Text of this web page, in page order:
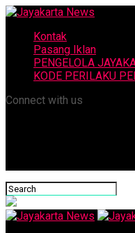
Kontak
Pasang Iklan
PENGELOLA
KODE PERILAKU
Connect with us